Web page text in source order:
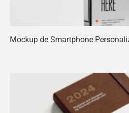
Mockup de Smartphone